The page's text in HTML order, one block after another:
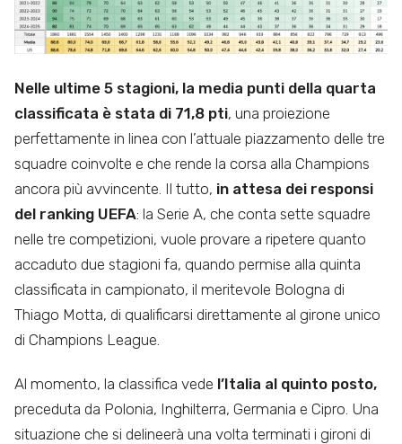
Nelle ultime 5 stagioni, la media punti della quarta
classificata è stata di 71,8 pti, una proiezione
perfettamente in linea con l’attuale piazzamento delle tre
squadre coinvolte e che rende la corsa alla Champions
ancora più avvincente. Il tutto, in attesa dei responsi
del ranking UEFA: la Serie A, che conta sette squadre
nelle tre competizioni, vuole provare a ripetere quanto
accaduto due stagioni fa, quando permise alla quinta
classificata in campionato, il meritevole Bologna di
Thiago Motta, di qualificarsi direttamente al girone unico
di Champions League.
Al momento, la classifica vede l’Italia al quinto posto,
preceduta da Polonia, Inghilterra, Germania e Cipro. Una
situazione che si delineerà una volta terminati i gironi di